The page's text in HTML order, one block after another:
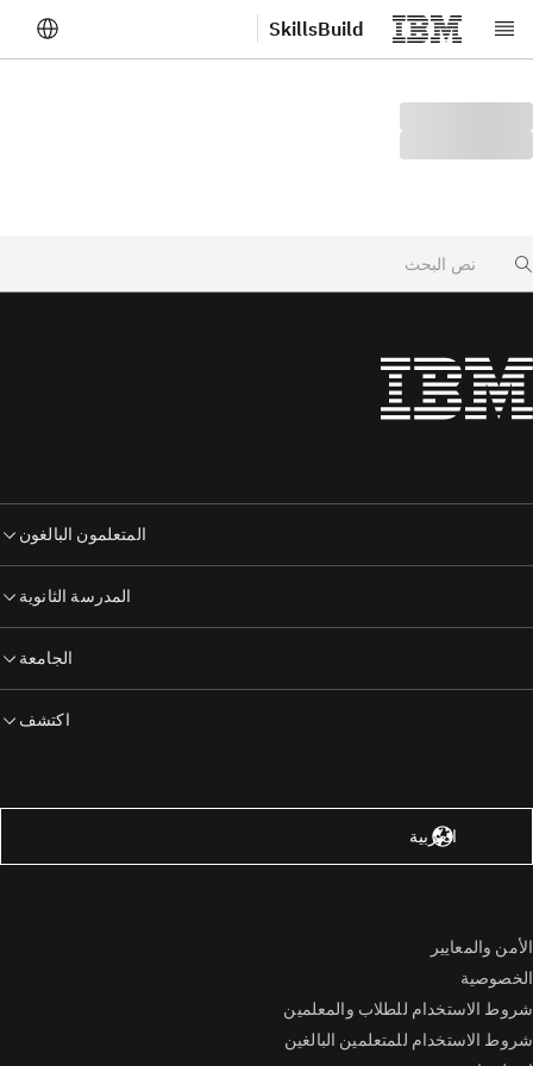
الانتقال إلى المحتوى الرئيسي
SkillsBuild
Search
المتعلمون البالغون
المدرسة الثانوية
الجامعة
اكتشف
العربية
الأمن والمعايير
الخصوصية
شروط الاستخدام للطلاب والمعلمين
شروط الاستخدام للمتعلمين البالغين